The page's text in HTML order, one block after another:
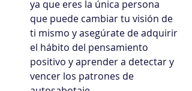
ya que eres la única persona
que puede cambiar tu visión de
ti mismo y asegúrate de adquirir
el hábito del pensamiento
positivo y aprender a detectar y
vencer los patrones de